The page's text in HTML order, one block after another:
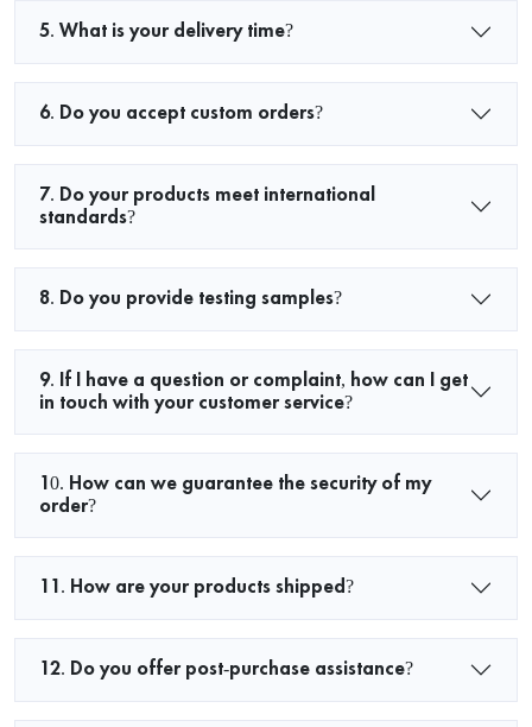
5. What is your delivery time?
6. Do you accept custom orders?
7. Do your products meet international
standards?
8. Do you provide testing samples?
9. If I have a question or complaint, how can I get
in touch with your customer service?
10. How can we guarantee the security of my
order?
11. How are your products shipped?
12. Do you offer post-purchase assistance?